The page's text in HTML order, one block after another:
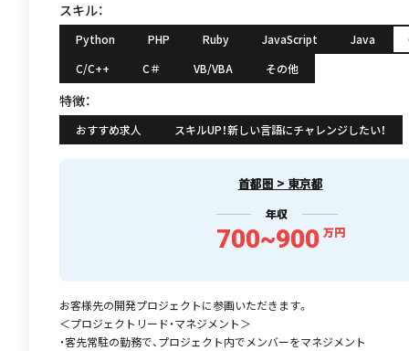
スキル：
Python PHP Ruby JavaScript Java
C/C++
C＃ VB/VBA その他
特徴：
おすすめ求人 スキルUP！新しい言語にチャレンジしたい！
首都圏 > 東京都
年収
700~900 万円
お客様先の開発プロジェクトに参画いただきます。
＜プロジェクトリード・マネジメント＞
・客先常駐の勤務で、プロジェクト内でメンバーをマネジメント